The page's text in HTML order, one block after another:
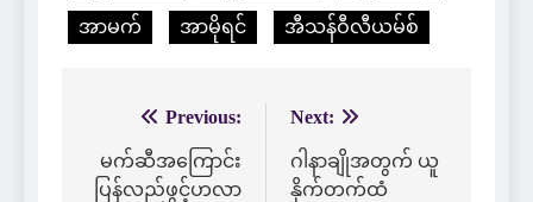
အာမက် အာမိုရင် အီသန်ဝီလီယမ်စ်
navigation
Previous:
မက်ဆီအကြောင်း
ပြန်လည်ဖွင့်ဟလာ
Next:
ဂါနာချိုအတွက် ယူ
နိုက်တက်ထံ